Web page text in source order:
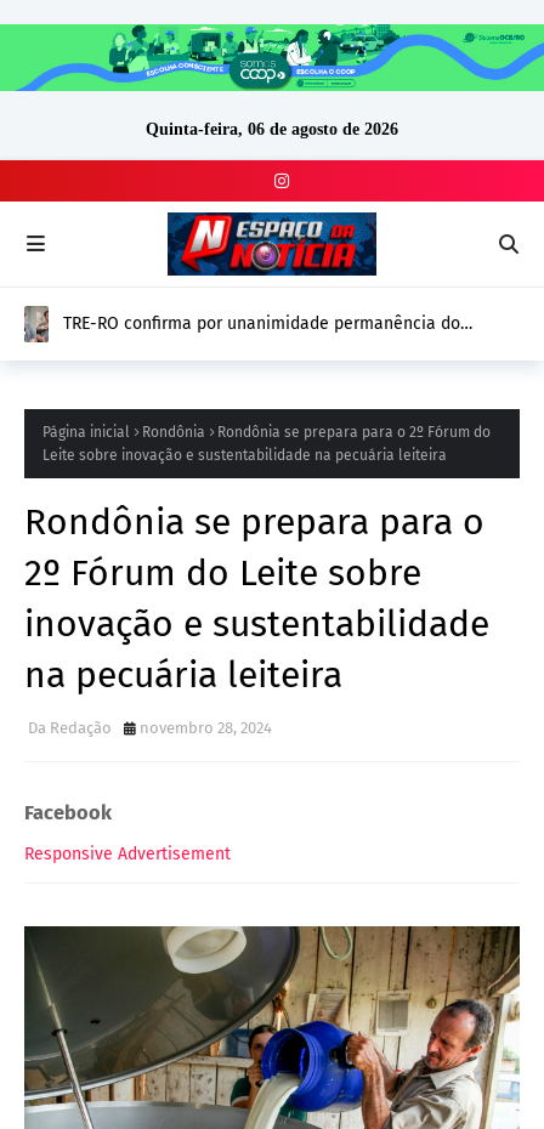
Quinta-feira, 06 de agosto de 2026
TRE-RO confirma por unanimidade permanência do
Página inicial Rondônia
Rondônia se prepara para o 2º Fórum do
Leite sobre inovação e sustentabilidade na pecuária leiteira
Rondônia se prepara para o
2º Fórum do Leite sobre
inovação e sustentabilidade
na pecuária leiteira
Da Redação novembro 28, 2024
Facebook
Responsive Advertisement